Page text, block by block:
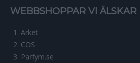
WEBBSHOPPAR VI ÄLSKAR
Arket
COS
Parfym.se